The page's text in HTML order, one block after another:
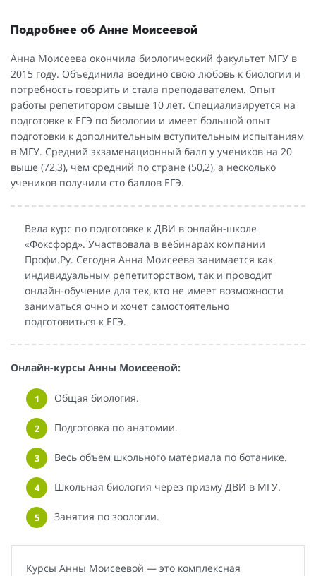
Подробнее об Анне Моисеевой
Анна Моисеева окончила биологический факультет МГУ в
2015 году. Объединила воедино свою любовь к биологии и
потребность говорить и стала преподавателем. Опыт
работы репетитором свыше 10 лет. Специализируется на
подготовке к ЕГЭ по биологии и имеет большой опыт
подготовки к дополнительным вступительным испытаниям
в МГУ. Средний экзаменационный балл у учеников на 20
выше (72,3), чем средний по стране (50,2), а несколько
учеников получили сто баллов ЕГЭ.
Вела курс по подготовке к ДВИ в онлайн-школе
«Фоксфорд». Участвовала в вебинарах компании
Профи.Ру. Сегодня Анна Моисеева занимается как
индивидуальным репетиторством, так и проводит
онлайн-обучение для тех, кто не имеет возможности
заниматься очно и хочет самостоятельно
подготовиться к ЕГЭ.
Онлайн-курсы Анны Моисеевой:
Общая биология.
Подготовка по анатомии.
Весь объем школьного материала по ботанике.
Школьная биология через призму ДВИ в МГУ.
Занятия по зоологии.
Курсы Анны Моисеевой — это комплексная